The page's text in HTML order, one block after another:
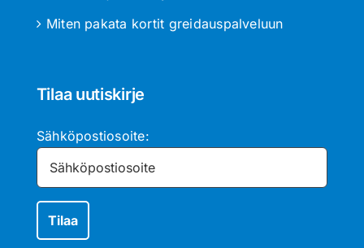
Miten pakata kortit greidauspalveluun
Tilaa uutiskirje
Sähköpostiosoite: